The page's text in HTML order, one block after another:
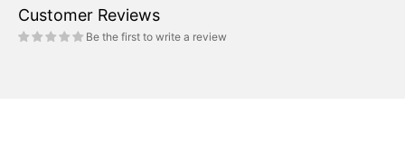
Customer Reviews
Be the first to write a review